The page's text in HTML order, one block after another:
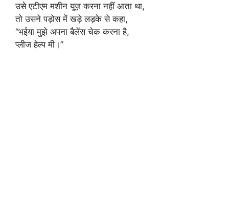
उसे एटीएम मशीन यूज़ करना नहीं आता था,
तो उसने पड़ोस में खड़े लड़के से कहा,
“भईया मुझे अपना बैलेंस चेक करना है,
प्लीज हेल्प मी।”